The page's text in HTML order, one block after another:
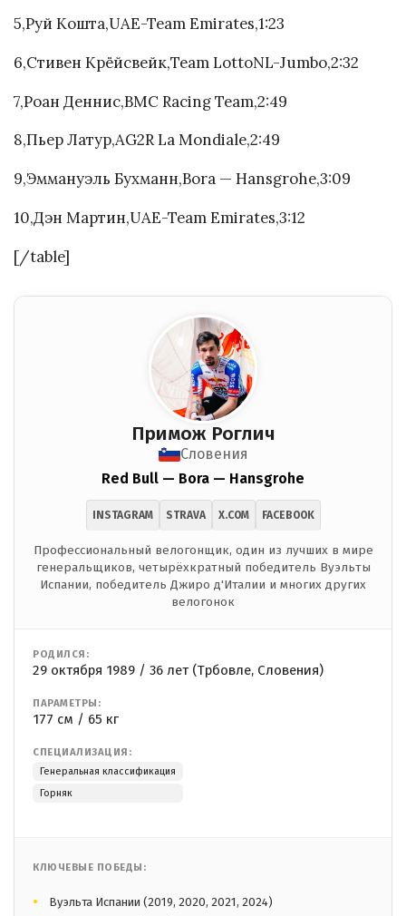
5,Руй Кошта,UAE-Team Emirates,1:23
6,Стивен Крёйсвейк,Team LottoNL-Jumbo,2:32
7,Роан Деннис,BMC Racing Team,2:49
8,Пьер Латур,AG2R La Mondiale,2:49
9,Эммануэль Бухманн,Bora — Hansgrohe,3:09
10,Дэн Мартин,UAE-Team Emirates,3:12
[/table]
Примож Роглич
Словения
Red Bull — Bora — Hansgrohe
INSTAGRAM STRAVA X.COM FACEBOOK
Профессиональный велогонщик, один из лучших в мире
генеральщиков, четырёхкратный победитель Вуэльты
Испании, победитель Джиро д'Италии и многих других
велогонок
РОДИЛСЯ:
29 октября 1989 / 36 лет (Трбовле, Словения)
ПАРАМЕТРЫ:
177 см / 65 кг
СПЕЦИАЛИЗАЦИЯ:
Генеральная классификация
Горняк
КЛЮЧЕВЫЕ ПОБЕДЫ:
Вуэльта Испании (2019, 2020, 2021, 2024)